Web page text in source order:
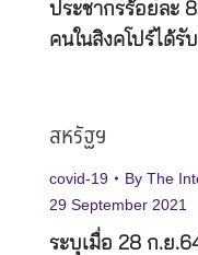
ประชากรร้อยละ
คนในสิงคโปร์ได้รั
สหรัฐฯ
covid-19 By The
29 September 2021
ระบุเมื่อ 28 ก.ย